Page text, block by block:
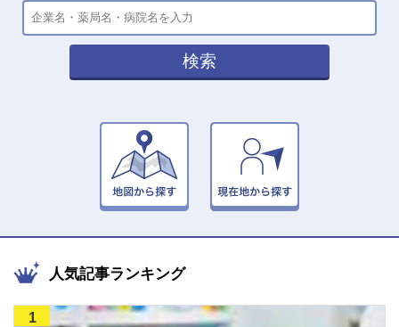
検索
人気記事ランキング
1